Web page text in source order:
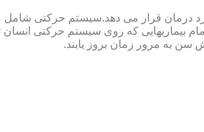
قرار می دهد.سیستم حرکتی شامل
که روی سیستم حرکتی انسان
سن به مرور زمان بروز یابند.